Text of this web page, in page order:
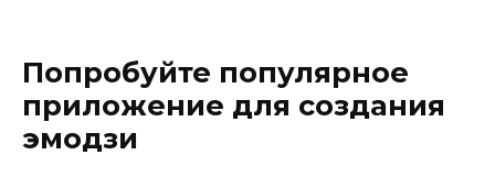
Попробуйте популярное
приложение для создания
эмодзи